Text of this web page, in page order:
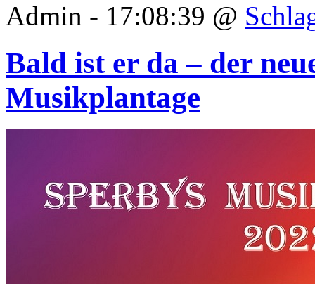
Admin - 17:08:39 @
Bald ist er da – der
Musikplantage